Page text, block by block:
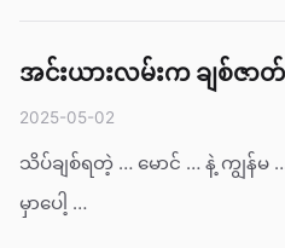
အင်းယားလမ်းက ချစ်ဇာ
2025-05-02
သိပ်ချစ်ရတဲ့ … မောင် … နဲ့ ကျွန်
မှာပေါ့ …